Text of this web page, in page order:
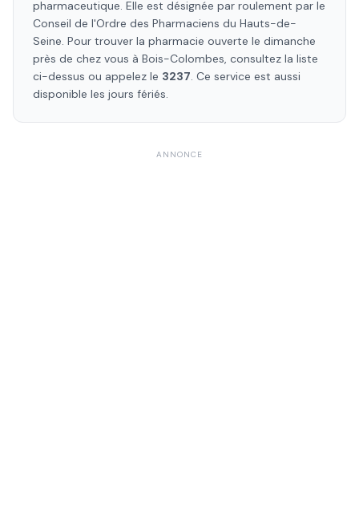
pharmaceutique. Elle est désignée par roulement par le
Conseil de l'Ordre des Pharmaciens du Hauts-de-
Seine. Pour trouver la pharmacie ouverte le dimanche
près de chez vous à Bois-Colombes, consultez la liste
ci-dessus ou appelez le 3237. Ce service est aussi
disponible les jours fériés.
ANNONCE